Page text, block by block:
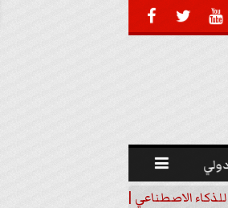
  

الاصطناعي | فيديو